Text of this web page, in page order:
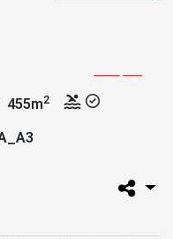
455m2